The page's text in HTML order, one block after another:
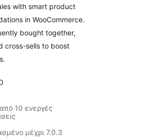
with smart product
in WooCommerce.
bought together,
cross-sells to boost
10 ενεργές
μέχρι 7.0.3